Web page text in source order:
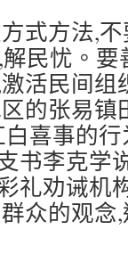
式方法,
民忧。
活民间组
的张易镇
喜事的
书李克学
礼劝诫机
众的观念,